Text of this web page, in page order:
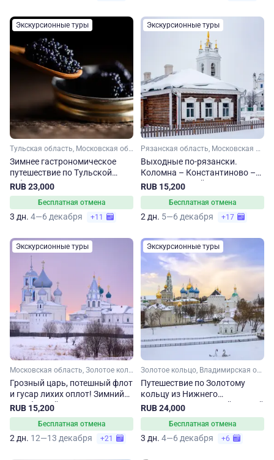
Экскурсионные туры
Тульская область, Московская область
Зимнее гастрономическое
путешествие по Тульской
губернии
RUB 23,000
Бесплатная отмена
3 дн. 4—6 декабря +11
Экскурсионные туры
Рязанская область, Московская область
Выходные по-рязански.
Коломна – Константиново –
Рязань. Зимний тур
RUB 15,200
Бесплатная отмена
2 дн. 5—6 декабря +17
Экскурсионные туры
Московская область, Золотое кольцо, Малое Золотое кольцо, Ярославская область, Владимирская область
Грозный царь, потешный флот
и гусар лихих оплот! Зимний
автобусный тур по Золотому
кольцу
RUB 15,200
Бесплатная отмена
2 дн. 12—13 декабря +21
Экскурсионные туры
Золотое кольцо, Владимирская область, Костромская область, Ярославская область, Московская область, Малое Золотое кольцо
Путешествие по Золотому
кольцу из Нижнего
Новгорода. 3-дневный зимний
тур
RUB 24,000
Бесплатная отмена
3 дн. 4—6 декабря +6